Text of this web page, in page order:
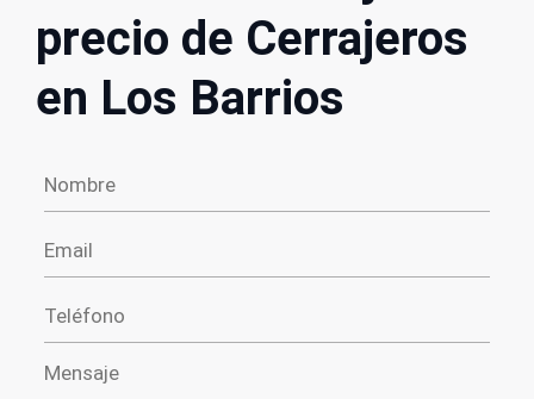
precio de Cerrajeros
en Los Barrios